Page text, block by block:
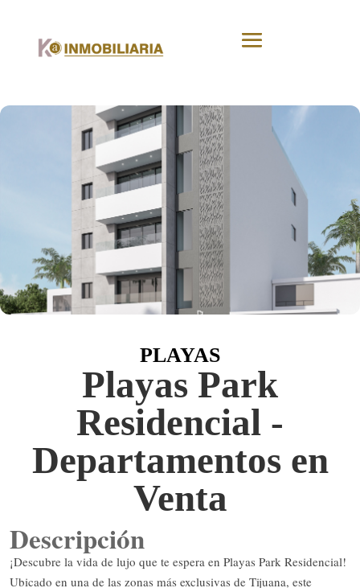
PLAYAS
Playas Park
Residencial -
Departamentos en
Venta
Descripción
¡Descubre la vida de lujo que te espera en Playas Park Residencial!
Ubicado en una de las zonas más exclusivas de Tijuana, este